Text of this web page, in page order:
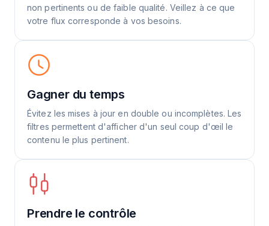
non pertinents ou de faible qualité. Veillez à ce que
votre flux corresponde à vos besoins.
Gagner du temps
Évitez les mises à jour en double ou incomplètes. Les
filtres permettent d'afficher d'un seul coup d'œil le
contenu le plus pertinent.
Prendre le contrôle